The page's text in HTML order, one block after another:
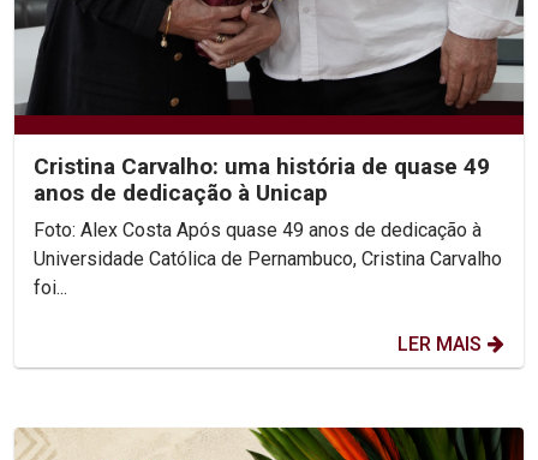
Cristina Carvalho: uma história de quase 49
anos de dedicação à Unicap
Foto: Alex Costa Após quase 49 anos de dedicação à
Universidade Católica de Pernambuco, Cristina Carvalho
foi...
LER MAIS